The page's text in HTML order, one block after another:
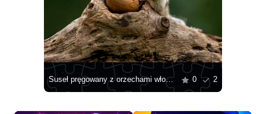
Suseł pręgowany z orzechami włoskimi 0 2